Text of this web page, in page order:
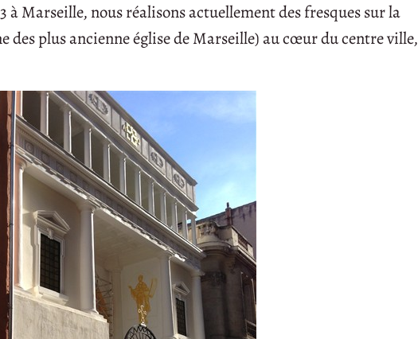
à Marseille, nous réalisons actuellement des fresques sur la
des plus ancienne église de Marseille) au cœur du centre ville,